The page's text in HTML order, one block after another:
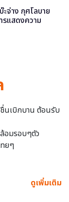
ะจ่าง กุศโลบาย
รแสดงความ
นเบิกบาน ต้อนรับ
อมรอบๆตัว
ยๆ
ดูเพิ่มเติม